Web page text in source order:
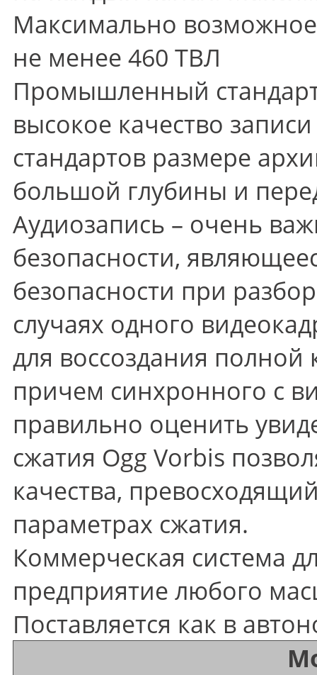
Максимально
не менее 460 ТВЛ
Промышленный стандарт
высокое качество
стандартов размере
большой глубины и
Аудиозапись – очень
безопасности,
безопасности при
случаях одного
для воссоздания полной
причем синхронного с
правильно оценить
сжатия Ogg Vorbis
качества,
параметрах сжатия.
Коммерческая система
предприятие любого
Поставляется как в